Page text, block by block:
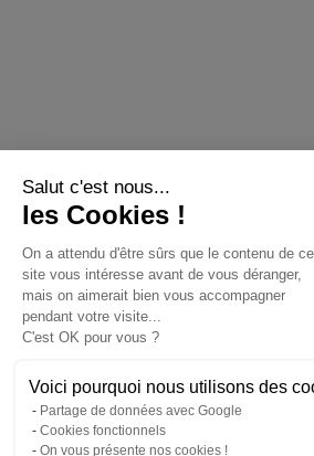
Salut c'est nous...
les Cookies !
On a attendu d'être sûrs que le contenu de ce
site vous intéresse avant de vous déranger,
mais on aimerait bien vous accompagner
pendant votre visite...
C'est OK pour vous ?
Voici pourquoi nous utilisons des
Partage de données avec Google
Cookies fonctionnels
On vous présente nos cookies !